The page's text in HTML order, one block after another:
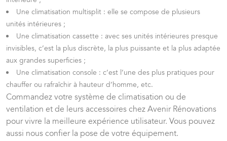
Une climatisation multisplit : elle se compose de plusieurs
unités intérieures ;
Une climatisation cassette : avec ses unités intérieures presque
invisibles, c’est la plus discrète, la plus puissante et la plus adaptée
aux grandes superficies ;
Une climatisation console : c’est l’une des plus pratiques pour
chauffer ou rafraîchir à hauteur d’homme, etc.
Commandez votre système de climatisation ou de
ventilation et de leurs accessoires chez Avenir Rénovations
pour vivre la meilleure expérience utilisateur. Vous pouvez
aussi nous confier la pose de votre équipement.